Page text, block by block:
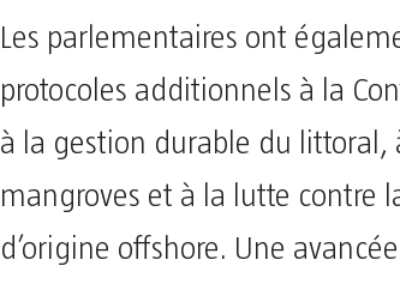
Les parlementaires ont
protocoles additionnels à la
à la gestion durable du littoral,
mangroves et à la lutte contre
d’origine offshore. Une